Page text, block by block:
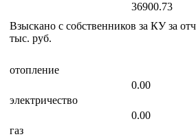
36900.73
Взыскано с собственников за КУ за
тыс. руб.
отопление
0.00
электричество
0.00
газ